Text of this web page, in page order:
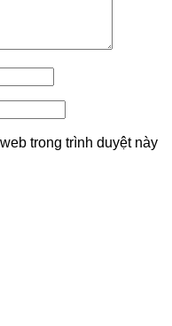
trong trình duyệt này